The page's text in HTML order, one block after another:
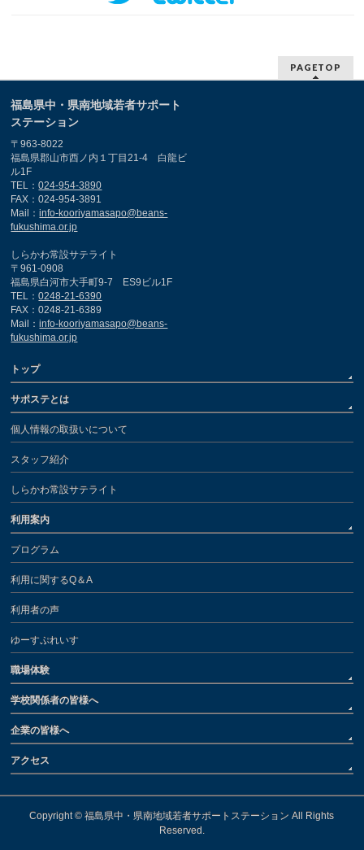
PAGETOP
福島県中・県南地域若者サポート
ステーション
〒963-8022
福島県郡山市西ノ内１丁目21-4 白龍ビ
ル1F
TEL：024-954-3890
FAX：024-954-3891
Mail：info-kooriyamasapo@beans-
fukushima.or.jp
しらかわ常設サテライト
〒961-0908
福島県白河市大手町9-7 ES9ビル1F
TEL：0248-21-6390
FAX：0248-21-6389
Mail：info-kooriyamasapo@beans-
fukushima.or.jp
トップ
サポステとは
個人情報の取扱いについて
スタッフ紹介
しらかわ常設サテライト
利用案内
プログラム
利用に関するQ＆A
利用者の声
ゆーすぷれいす
職場体験
学校関係者の皆様へ
企業の皆様へ
アクセス
Copyright ©福島県中・県南地域若者サポートステーション All Rights
Reserved.